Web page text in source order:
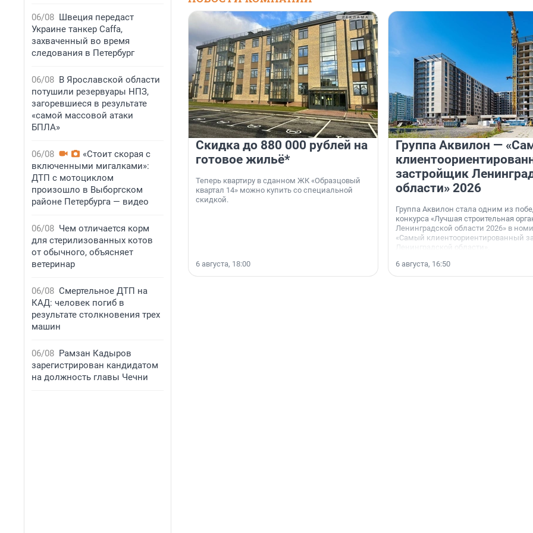
06/08 Швеция передаст
Украине танкер Caffa,
захваченный во время
следования в Петербург
06/08 В Ярославской области
потушили резервуары НПЗ,
загоревшиеся в результате
«самой массовой атаки
БПЛА»
06/08
«Стоит скорая с
включенными мигалками»:
ДТП с мотоциклом
произошло в Выборгском
районе Петербурга — видео
06/08 Чем отличается корм
для стерилизованных котов
от обычного, объясняет
ветеринар
06/08 Смертельное ДТП на
КАД: человек погиб в
результате столкновения трех
машин
06/08 Рамзан Кадыров
зарегистрирован кандидатом
на должность главы Чечни
Скидка до 880 000 рублей на
готовое жильё*
Теперь квартиру в сданном ЖК «Образцовый
квартал 14» можно купить со специальной
скидкой.
6 августа, 18:00
Группа Аквилон —
застройщик
области» 2026
Группа Аквилон стала одним из
конкурса «Лучшая строительная
Ленинградской области 2026» в
«Самый клиентоориентированный
Ленинградской области».
6 августа, 16:50